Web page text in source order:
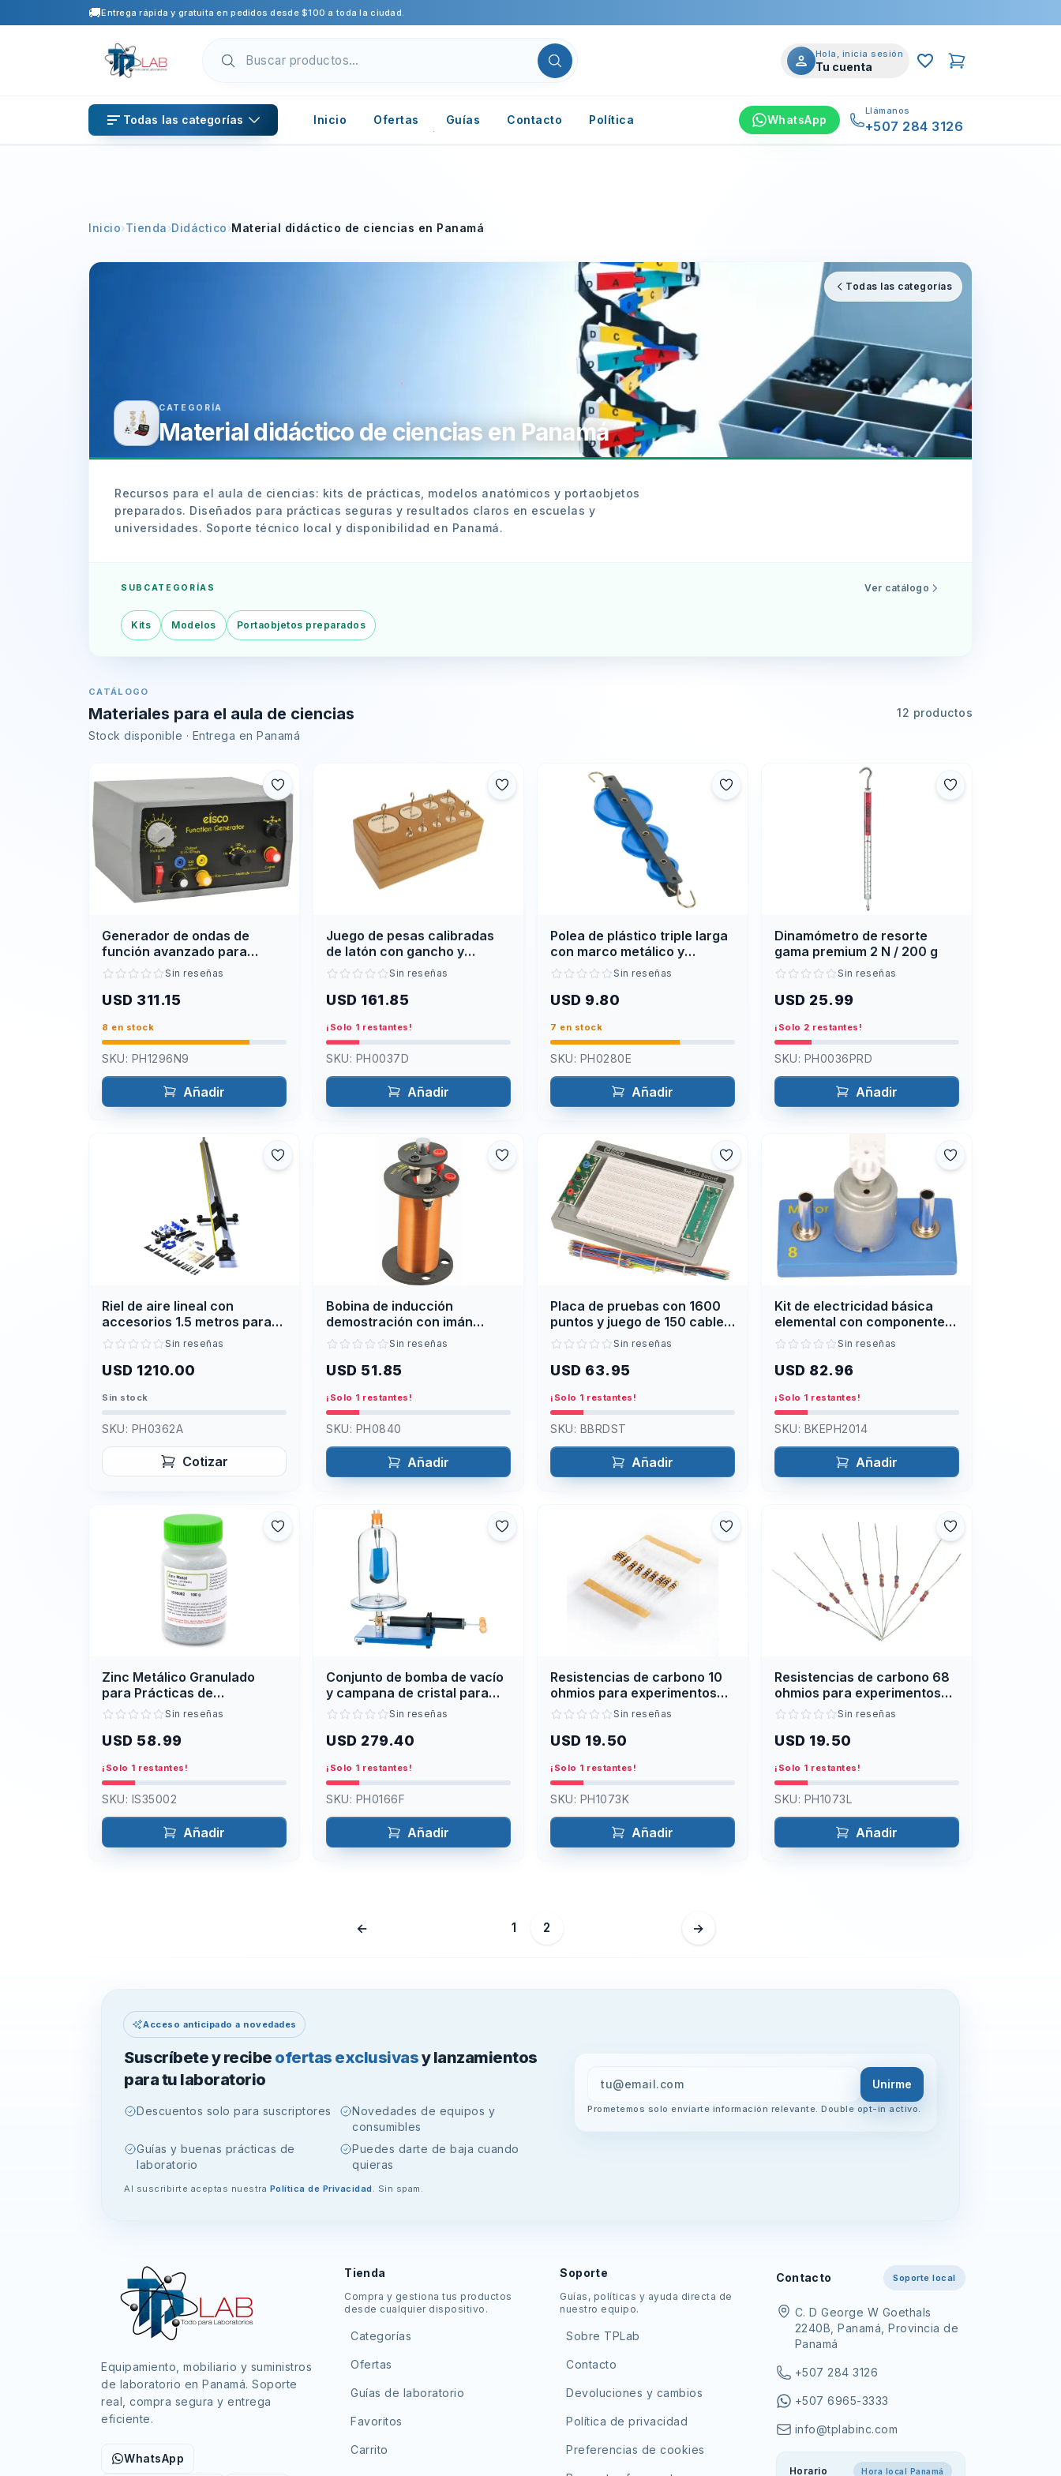
🚚Entrega rápida y gratuita en pedidos desde $100 a toda la ciudad.
Hola, inicia sesión
Tu cuenta
Todas las categorías Inicio Ofertas Guías Contacto Política WhatsApp
Llámanos
+507 284 3126
Inicio›Tienda›Didáctico›Material didáctico de ciencias en Panamá
Todas las categorías
CATEGORÍA
Material didáctico de ciencias en Panamá
Recursos para el aula de ciencias: kits de prácticas, modelos anatómicos y portaobjetos
preparados. Diseñados para prácticas seguras y resultados claros en escuelas y
universidades. Soporte técnico local y disponibilidad en Panamá.
SUBCATEGORÍAS Ver catálogo
Kits Modelos Portaobjetos preparados
CATÁLOGO
Materiales para el aula de ciencias
Stock disponible · Entrega en Panamá
12 productos
Generador de ondas de
función avanzado para
laboratorioSin reseñas
USD 311.15
8 en stock
SKU: PH1296N9
Añadir
Juego de pesas calibradas
de latón con gancho y
soporte de madera
Sin reseñas
USD 161.85
¡Solo 1 restantes!
SKU: PH0037D
Añadir
Polea de plástico triple larga
con marco metálico y
ganchos
Sin reseñas
USD 9.80
7 en stock
SKU: PH0280E
Añadir
Dinamómetro de resorte
gama premium 2 N / 200 g
Sin reseñas
USD 25.99
¡Solo 2 restantes!
SKU: PH0036PRD
Añadir
Riel de aire lineal con
accesorios 1.5 metros para
experimentos de dinámica
Sin reseñas
USD 1210.00
Sin stock
SKU: PH0362A
Cotizar
Bobina de inducción
demostración con imán
cilíndrico y bobinas anidadas
Sin reseñas
USD 51.85
¡Solo 1 restantes!
SKU: PH0840
Añadir
Placa de pruebas con 1600
puntos y juego de 150 cables
de conexiónSin reseñas
USD 63.95
¡Solo 1 restantes!
SKU: BBRDST
Añadir
Kit de electricidad básica
elemental con componentes
montados en base
Sin reseñas
USD 82.96
¡Solo 1 restantes!
SKU: BKEPH2014
Añadir
Zinc Metálico Granulado
para Prácticas de
Laboratorio 100 g
Sin reseñas
USD 58.99
¡Solo 1 restantes!
SKU: IS35002
Añadir
Conjunto de bomba de vacío
y campana de cristal para
laboratorioSin reseñas
USD 279.40
¡Solo 1 restantes!
SKU: PH0166F
Añadir
Resistencias de carbono 10
ohmios para experimentos
eléctricos Sin reseñas
USD 19.50
¡Solo 1 restantes!
SKU: PH1073K
Añadir
Resistencias de carbono 68
ohmios para experimentos
eléctricos Sin reseñas
USD 19.50
¡Solo 1 restantes!
SKU: PH1073L
Añadir
← 1 2 →
Acceso anticipado a novedades
Suscríbete y recibe ofertas exclusivasy lanzamientos
para tu laboratorio
Descuentos solo para suscriptores
Novedades de equipos y
consumibles
Guías y buenas prácticas de
laboratorio
Puedes darte de baja cuando
quieras
Unirme
Prometemos solo enviarte información relevante. Double opt-in activo.
Al suscribirte aceptas nuestra Política de Privacidad . Sin spam.
Equipamiento, mobiliario y suministros
de laboratorio en Panamá. Soporte
real, compra segura y entrega
eficiente.
WhatsApp
Tienda
Compra y gestiona tus productos
desde cualquier dispositivo.
Categorías
Ofertas
Guías de laboratorio
Favoritos
Carrito
Soporte
Guías, políticas y ayuda directa de
nuestro equipo.
Sobre TPLab
Contacto
Devoluciones y cambios
Política de privacidad
Preferencias de cookies
Contacto Soporte local
C. D George W Goethals
2240B, Panamá, Provincia de
Panamá
+507 284 3126
+507 6965-3333
info@tplabinc.com
Horario Hora local Panamá